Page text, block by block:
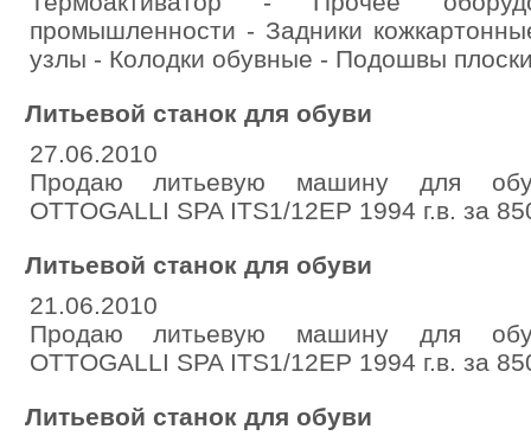
промышленности - Задники
узлы - Колодки обувные - Подошвы
Литьевой станок для обуви
27.06.2010
Продаю литьевую машину для
OTTOGALLI SPA ITS1/12EP 1994 г.в. за
Литьевой станок для обуви
21.06.2010
Продаю литьевую машину для
OTTOGALLI SPA ITS1/12EP 1994 г.в. за
Литьевой станок для обуви